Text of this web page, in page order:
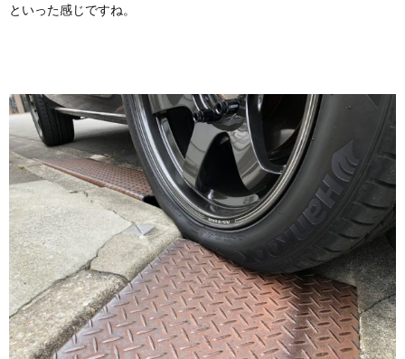
といった感じですね。